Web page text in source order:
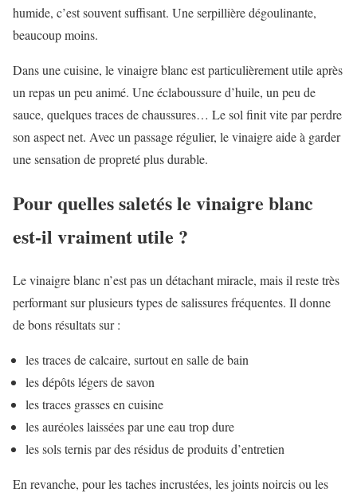
humide, c’est souvent suffisant. Une serpillière dégoulinante,
beaucoup moins.
Dans une cuisine, le vinaigre blanc est particulièrement utile après
un repas un peu animé. Une éclaboussure d’huile, un peu de
sauce, quelques traces de chaussures… Le sol finit vite par perdre
son aspect net. Avec un passage régulier, le vinaigre aide à garder
une sensation de propreté plus durable.
Pour quelles saletés le vinaigre blanc
est-il vraiment utile ?
Le vinaigre blanc n’est pas un détachant miracle, mais il reste très
performant sur plusieurs types de salissures fréquentes. Il donne
de bons résultats sur :
les traces de calcaire, surtout en salle de bain
les dépôts légers de savon
les traces grasses en cuisine
les auréoles laissées par une eau trop dure
les sols ternis par des résidus de produits d’entretien
En revanche, pour les taches incrustées, les joints noircis ou les